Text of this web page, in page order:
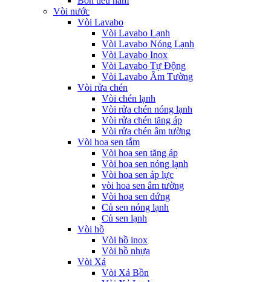
Vòi nước
Vòi Lavabo
Vòi Lavabo Lạnh
Vòi Lavabo Nóng Lạnh
Vòi Lavabo Inox
Vòi Lavabo Tự Động
Vòi Lavabo Âm Tường
Vòi rửa chén
Vòi chén lạnh
Vòi rửa chén nóng lạnh
Vòi rửa chén tăng áp
Vòi rửa chén âm tường
Vòi hoa sen tắm
Vòi hoa sen tăng áp
Vòi hoa sen nóng lạnh
Vòi hoa sen áp lực
vòi hoa sen âm tường
Vòi hoa sen đứng
Củ sen nóng lạnh
Củ sen lạnh
Vòi hồ
Vòi hồ inox
Vòi hồ nhựa
Vòi Xả
Vòi Xả Bồn